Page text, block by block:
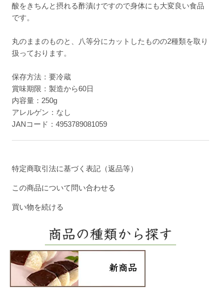
酸をきちんと摂れる酢漬けですので身体にも大変良い食品
です。
丸のままのものと、八等分にカットしたものの2種類を取り
扱っております。
保存方法：要冷蔵
賞味期限：製造から60日
内容量：250g
アレルゲン：なし
JANコード：4953789081059
特定商取引法に基づく表記（返品等）
この商品について問い合わせる
買い物を続ける